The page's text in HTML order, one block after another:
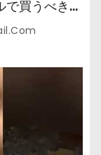
買うべきも